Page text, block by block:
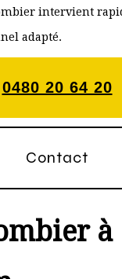
intervient
adapté.
0480 20 64 20
Contact
à